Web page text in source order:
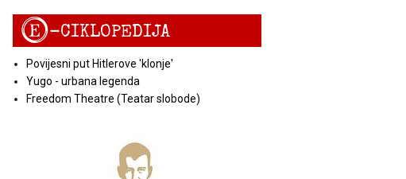
E-CIKLOPEDIJA
Povijesni put Hitlerove 'klonje'
Yugo - urbana legenda
Freedom Theatre (Teatar slobode)